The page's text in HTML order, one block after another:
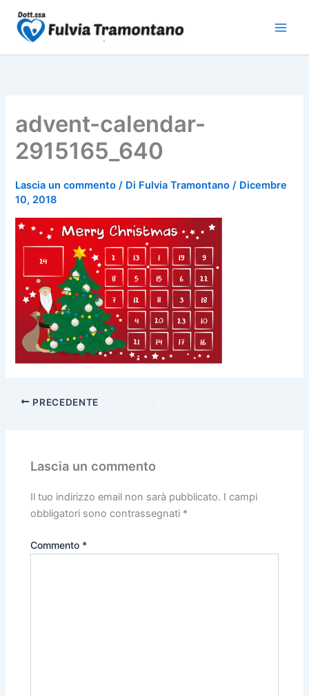
contenuto
advent-calendar-
2915165_640
Lascia un commento / Di Fulvia Tramontano/ Dicembre
10, 2018
PRECEDENTE
Lascia un commento
Il tuo indirizzo email non sarà pubblicato. I campi
obbligatori sono contrassegnati *
Commento *